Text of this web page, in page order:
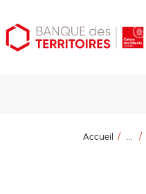
Aller
au
Aller
au
Ouvrir
les
Accueil ...